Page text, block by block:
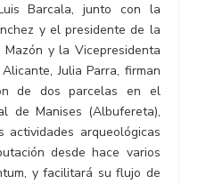
Barcala, junto con la
y el presidente de la
Mazón y la Vicepresidenta
Julia Parra, firman
de dos parcelas en el
de Manises (Albufereta),
arqueológicas
desde hace varios
y facilitará su flujo de